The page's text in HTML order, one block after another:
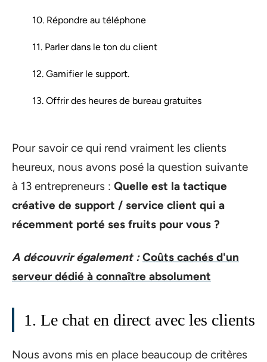
10. Répondre au téléphone
11. Parler dans le ton du client
12. Gamifier le support.
13. Offrir des heures de bureau gratuites
Pour savoir ce qui rend vraiment les clients
heureux, nous avons posé la question suivante
à 13 entrepreneurs : Quelle est la tactique
créative de support / service client qui a
récemment porté ses fruits pour vous ?
A découvrir également : Coûts cachés d'un
serveur dédié à connaître absolument
1. Le chat en direct avec les clients
Nous avons mis en place beaucoup de critères